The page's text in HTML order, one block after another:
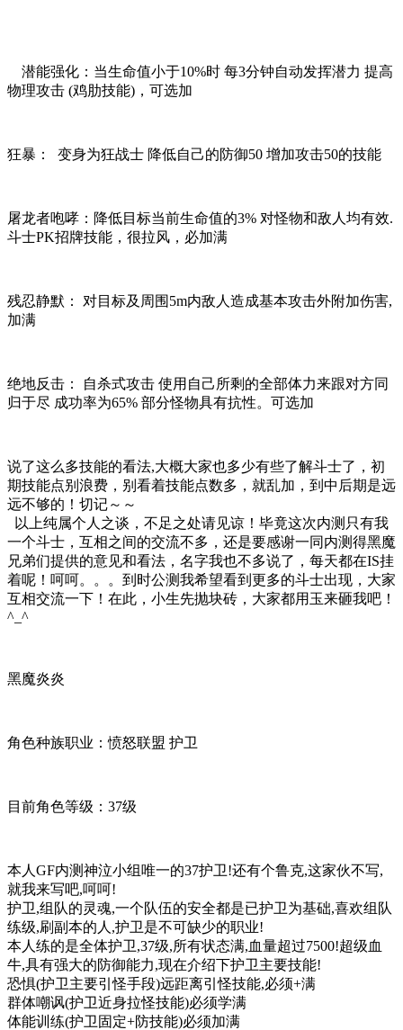
潜能强化：当生命值小于10%时 每3分钟自动发挥潜力 提高
物理攻击 (鸡肋技能)，可选加
狂暴： 变身为狂战士 降低自己的防御50 增加攻击50的技能
屠龙者咆哮：降低目标当前生命值的3% 对怪物和敌人均有效.
斗士PK招牌技能，很拉风，必加满
残忍静默： 对目标及周围5m内敌人造成基本攻击外附加伤害,
加满
绝地反击： 自杀式攻击 使用自己所剩的全部体力来跟对方同
归于尽 成功率为65% 部分怪物具有抗性。可选加
说了这么多技能的看法,大概大家也多少有些了解斗士了，初
期技能点别浪费，别看着技能点数多，就乱加，到中后期是远
远不够的！切记～～
以上纯属个人之谈，不足之处请见谅！毕竟这次内测只有我
一个斗士，互相之间的交流不多，还是要感谢一同内测得黑魔
兄弟们提供的意见和看法，名字我也不多说了，每天都在IS挂
着呢！呵呵。。。到时公测我希望看到更多的斗士出现，大家
互相交流一下！在此，小生先抛块砖，大家都用玉来砸我吧！
^_^
黑魔炎炎
角色种族职业：愤怒联盟 护卫
目前角色等级：37级
本人GF内测神泣小组唯一的37护卫!还有个鲁克,这家伙不写,
就我来写吧,呵呵!
护卫,组队的灵魂,一个队伍的安全都是已护卫为基础,喜欢组队
练级,刷副本的人,护卫是不可缺少的职业!
本人练的是全体护卫,37级,所有状态满,血量超过7500!超级血
牛,具有强大的防御能力,现在介绍下护卫主要技能!
恐惧(护卫主要引怪手段)远距离引怪技能,必须+满
群体嘲讽(护卫近身拉怪技能)必须学满
体能训练(护卫固定+防技能)必须加满